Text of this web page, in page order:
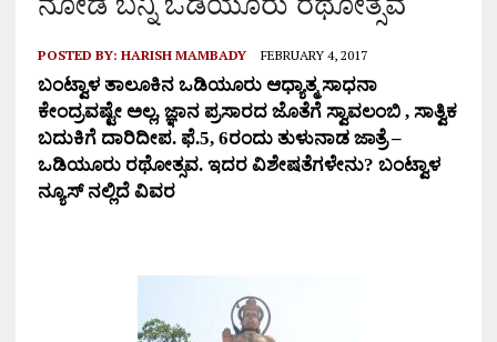
POSTED BY: HARISH MAMBADY FEBRUARY 4, 2017
ಬಂಟ್ವಾಳ ತಾಲೂಕಿನ ಒಡಿಯೂರು ಆಧ್ಯಾತ್ಮ ಸಾಧನಾ
ಕೇಂದ್ರವಷ್ಟೇ ಅಲ್ಲ, ಜ್ಞಾನ ಪ್ರಸಾರದ ಜೊತೆಗೆ ಸ್ವಾವಲಂಬಿ , ಸಾತ್ವಿಕ
ಬದುಕಿಗೆ ದಾರಿದೀಪ. ಫೆ.5, 6ರಂದು ತುಳುನಾಡ ಜಾತ್ರೆ –
ಒಡಿಯೂರು ರಥೋತ್ಸವ. ಇದರ ವಿಶೇಷತೆಗಳೇನು? ಬಂಟ್ವಾಳ
ನ್ಯೂಸ್ ನಲ್ಲಿದೆ ವಿವರ